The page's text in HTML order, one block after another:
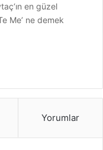
en güzel
Me’ ne demek
Yorumlar